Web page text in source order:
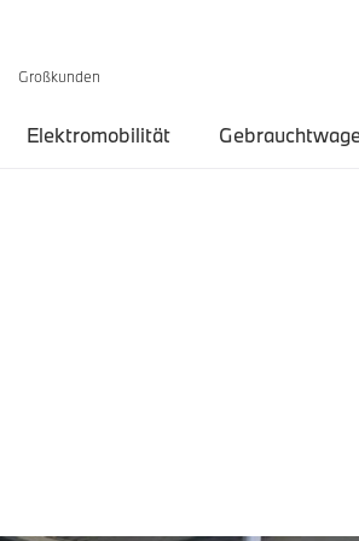
Großkunden
Elektromobilität